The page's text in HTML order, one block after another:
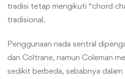
tradisi tetap mengikuti “chord
tradisional.
Penggunaan nada sentral
dan Coltrane, namun Coleman
sedikit berbeda, sebabnya